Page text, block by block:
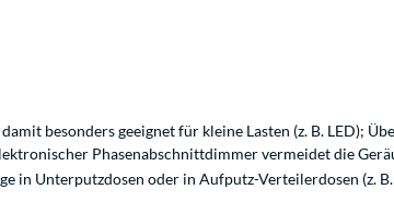
besonders geeignet für kleine Lasten (z. B. LED);
Phasenabschnittdimmer vermeidet die
in Unterputzdosen oder in Aufputz-Verteilerdosen (z.